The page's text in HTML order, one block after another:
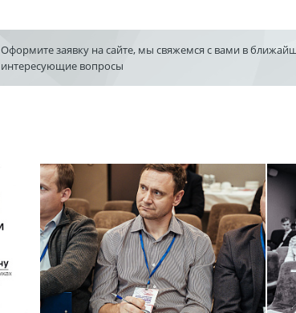
Оформите заявку на сайте, мы свяжемся с вами в
интересующие вопросы